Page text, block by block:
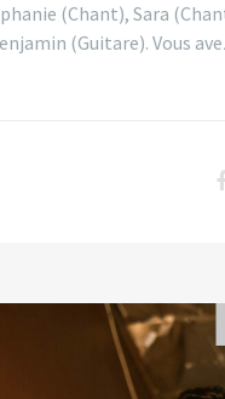
(Chant), Sara
(Guitare). Vous